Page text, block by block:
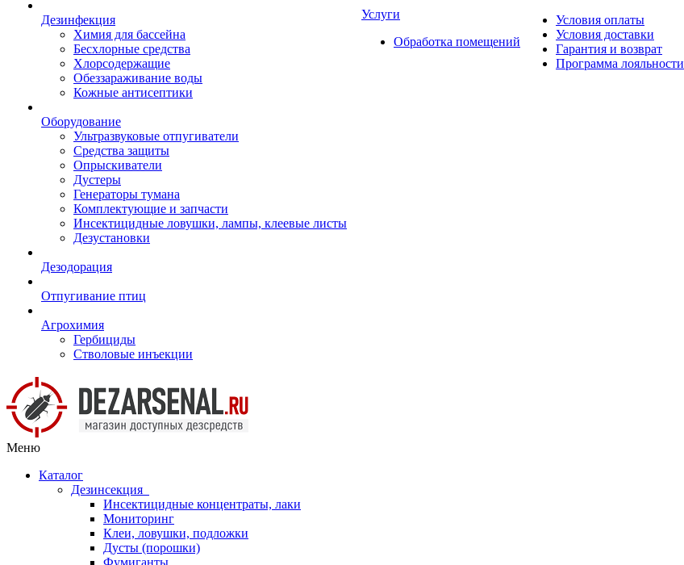
Дезинфекция
Химия для бассейна
Бесхлорные средства
Хлорсодержащие
Обеззараживание воды
Кожные антисептики
Оборудование
Ультразвуковые отпугиватели
Средства защиты
Опрыскиватели
Дустеры
Генераторы тумана
Комплектующие и запчасти
Инсектицидные ловушки, лампы, клеевые листы
Дезустановки
Дезодорация
Отпугивание птиц
Агрохимия
Гербициды
Стволовые инъекции
Услуги
Обработка помещений
Условия оплаты
Условия доставки
Гарантия и возврат
Программа лояльности
Меню
Каталог
Дезинсекция
Инсектицидные концентраты, лаки
Мониторинг
Клеи, ловушки, подложки
Дусты (порошки)
Фумиганты